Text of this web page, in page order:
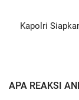
Kapolri
APA REAKSI